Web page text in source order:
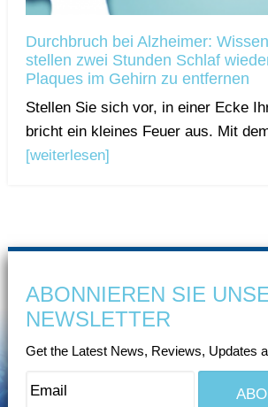
Durchbruch bei Alzheimer:
stellen zwei Stunden Schlaf
Plaques im Gehirn zu entfernen
Stellen Sie sich vor, in einer Ecke
bricht ein kleines Feuer aus. Mit
[weiterlesen]
ABONNIEREN SIE
NEWSLETTER
Get the Latest News, Reviews, Updates